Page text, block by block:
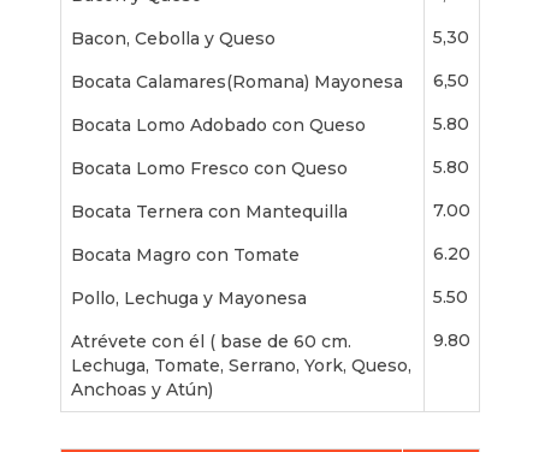
Bacon, Cebolla y Queso 5,30
Bocata Calamares(Romana) Mayonesa 6,50
Bocata Lomo Adobado con Queso 5.80
Bocata Lomo Fresco con Queso 5.80
Bocata Ternera con Mantequilla 7.00
Bocata Magro con Tomate 6.20
Pollo, Lechuga y Mayonesa 5.50
Atrévete con él ( base de 60 cm.
Lechuga, Tomate, Serrano, York, Queso,
Anchoas y Atún)
9.80